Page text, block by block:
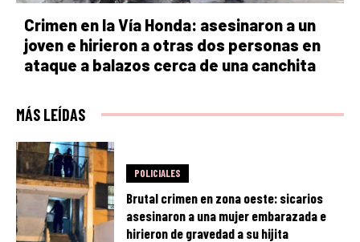
Crimen en la Vía Honda: asesinaron a un
joven e hirieron a otras dos personas en
ataque a balazos cerca de una canchita
MÁS LEÍDAS
POLICIALES
Brutal crimen en zona oeste: sicarios
asesinaron a una mujer embarazada e
hirieron de gravedad a su hijita